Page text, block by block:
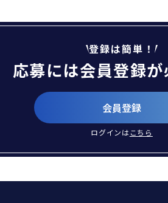
登録は簡単！
応募には会員登録
会員登録
ログインはこちら